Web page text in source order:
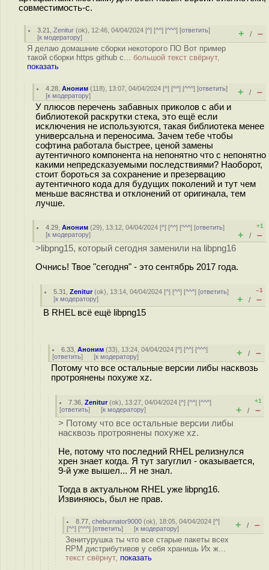
совместимость-с.
3.21 ,Zenitur (ok), 12:46, 04/04/2024 [^] [^^] [^^^] [ответить]
[к модератору] + / –
Я делаю домашние сборки некоторого ПО Вот пример
такой сборки https github c... большой текст свёрнут,
показать
4.28 ,Аноним (118), 13:07, 04/04/2024 [^] [^^] [^^^] [ответить]
[к модератору] + / –
У плюсов перечень забавных приколов с аби и
библиотекой раскрутки стека, это ещё если
исключения не используются, такая библиотека менее
универсальна и переносима. Зачем тебе чтобы
софтина работала быстрее, ценой замены
аутентичного компонента на непонятно что с непонятно
какими непредсказуемыми последствиями? Наоборот,
стоит бороться за сохранение и презервацию
аутентичного кода для будущих поколений и тут чем
меньше васянства и отклонений от оригинала, тем
лучше.
4.29 ,Аноним (29), 13:12, 04/04/2024 [^] [^^] [^^^] [ответить]
[к модератору]
+1
+ / –
>libpng15, который сегодня заменили на libpng16
Очнись! Твое "сегодня" - это сентябрь 2017 года.
5.31 ,Zenitur(ok), 13:14, 04/04/2024 [^] [^^] [^^^] [ответить]
[к модератору]
–1
+ / –
В RHEL всё ещё libpng15
6.33 ,Аноним (33), 13:24, 04/04/2024 [^] [^^] [^^^]
[ответить] [к модератору] + / –
Потому что все остальные версии либы насквозь
протроянены похуже xz.
7.36 ,Zenitur(ok), 13:27, 04/04/2024 [^] [^^] [^^^]
[ответить] [к модератору]
+1
+ / –
> Потому что все остальные версии либы
насквозь протроянены похуже xz.
Не, потому что последний RHEL релизнулся
хрен знает когда. Я тут загуглил - оказывается,
9-й уже вышел... Я не знал.
Тогда в актуальном RHEL уже libpng16.
Извиняюсь, был не прав.
8.77 ,cheburnator9000 (ok), 18:05, 04/04/2024 [^]
[^^] [^^^] [ответить] [к модератору] + / –
Зенитурушка ты что все старые пакеты всех
RPM дистрибутивов у себя хранишь Их ж...
текст свёрнут, показать